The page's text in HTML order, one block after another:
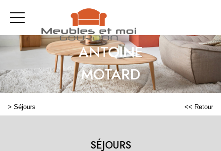
ANTOINE
MOTARD
> Séjours << Retour
SÉJOURS